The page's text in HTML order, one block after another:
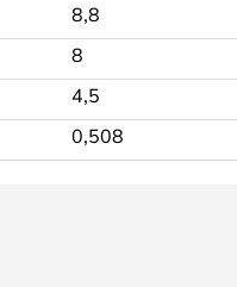
8,8
8
4,5
0,508